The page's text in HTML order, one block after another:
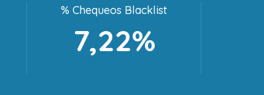
% Chequeos Blacklist
7,22%